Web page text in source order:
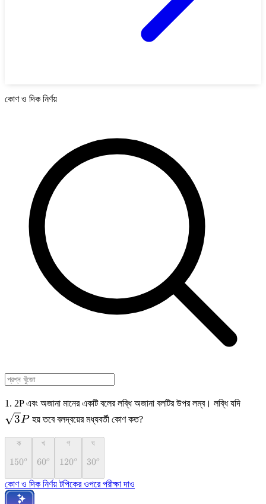
কোণ ও দিক নির্ণয়
1. 2P এবং অজানা মানের একটি বলের লব্ধি অজানা বলটির উপর লম্ব। লব্ধি যদি
3Pহয় তবে বলদ্বয়ের মধ্যবর্তী কোণ কত?
ক
{150}^o
150o
খ
{60}^o
60o
গ
{120}^o
120o
ঘ
{30}^o
30o
কোণ ও দিক নির্ণয় টপিকের ওপরে পরীক্ষা দাও